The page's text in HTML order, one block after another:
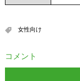
女性向け
コメント